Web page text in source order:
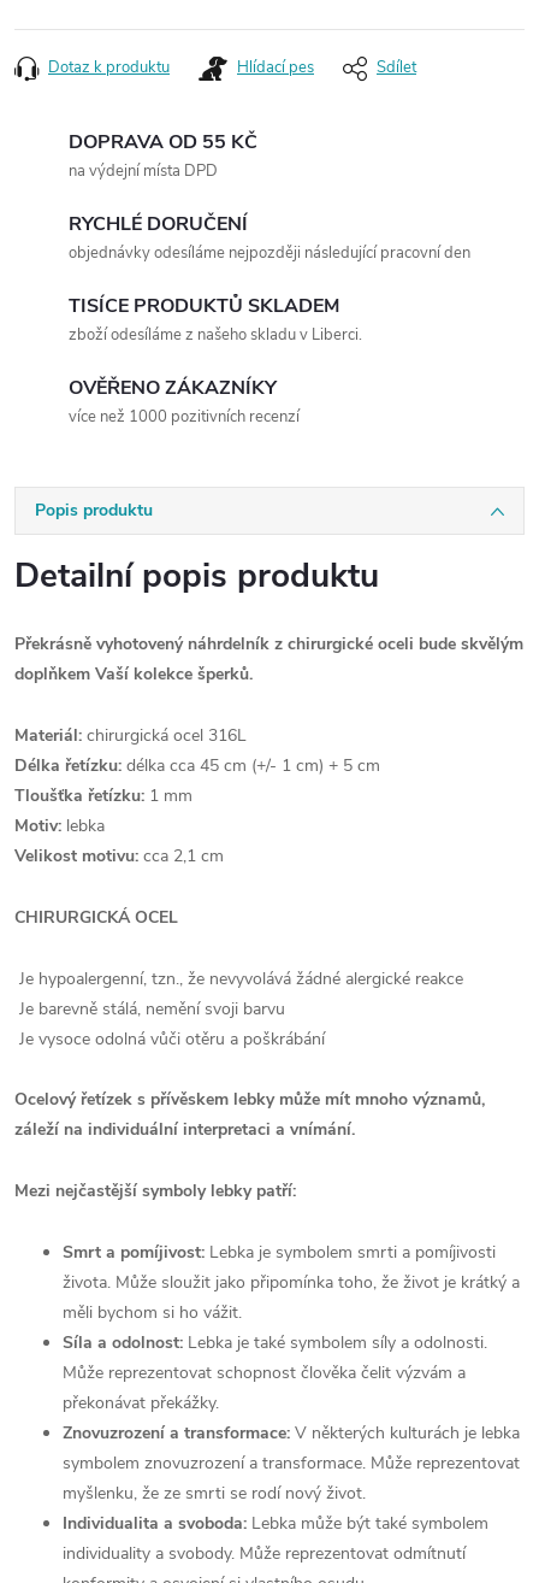
Dotaz k produktu Hlídací pes Sdílet
DOPRAVA OD 55 KČ
na výdejní místa DPD
RYCHLÉ DORUČENÍ
objednávky odesíláme nejpozději následující pracovní den
TISÍCE PRODUKTŮ SKLADEM
zboží odesíláme z našeho skladu v Liberci.
OVĚŘENO ZÁKAZNÍKY
více než 1000 pozitivních recenzí
Popis produktu
Detailní popis produktu
Překrásně vyhotovený náhrdelník z chirurgické oceli bude skvělým
doplňkem Vaší kolekce šperků.
Materiál: chirurgická ocel 316L
Délka řetízku: délka cca 45 cm (+/- 1 cm) + 5 cm
Tloušťka řetízku: 1 mm
Motiv: lebka
Velikost motivu: cca 2,1 cm
CHIRURGICKÁ OCEL
Je hypoalergenní, tzn., že nevyvolává žádné alergické reakce
Je barevně stálá, nemění svoji barvu
Je vysoce odolná vůči otěru a poškrábání
Ocelový řetízek s přívěskem lebky může mít mnoho významů,
záleží na individuální interpretaci a vnímání.
Mezi nejčastější symboly lebky patří:
Smrt a pomíjivost: Lebka je symbolem smrti a pomíjivosti
života. Může sloužit jako připomínka toho, že život je krátký a
měli bychom si ho vážit.
Síla a odolnost: Lebka je také symbolem síly a odolnosti.
Může reprezentovat schopnost člověka čelit výzvám a
překonávat překážky.
Znovuzrození a transformace: V některých kulturách je lebka
symbolem znovuzrození a transformace. Může reprezentovat
myšlenku, že ze smrti se rodí nový život.
Individualita a svoboda: Lebka může být také symbolem
individuality a svobody. Může reprezentovat odmítnutí